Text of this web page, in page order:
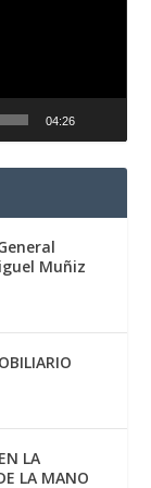
04:26
Muñiz
LA
LA MANO